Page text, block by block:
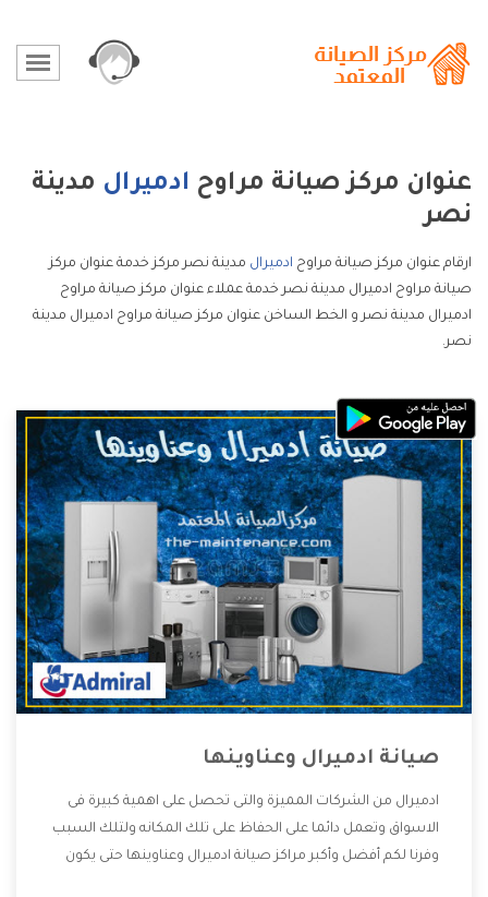
عنوان مركز صيانة مراوح ادميرال مدينة
نصر
ارقام عنوان مركز صيانة مراوح ادميرال مدينة نصر مركز خدمة عنوان مركز
صيانة مراوح ادميرال مدينة نصر خدمة عملاء عنوان مركز صيانة مراوح
ادميرال مدينة نصر و الخط الساخن عنوان مركز صيانة مراوح ادميرال مدينة
نصر.
صيانة ادميرال وعناوينها
ادميرال من الشركات المميزة والتى تحصل على اهمية كبيرة فى
الاسواق وتعمل دائما على الحفاظ على تلك المكانه ولتلك السبب
وفرنا لكم أفضل وأكبر مراكز صيانة ادميرال وعناوينها حتى يكون